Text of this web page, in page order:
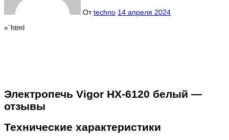
Отtechno 14 апреля 2024
«`html
Электропечь Vigor HX-6120 белый —
отзывы
Технические характеристики